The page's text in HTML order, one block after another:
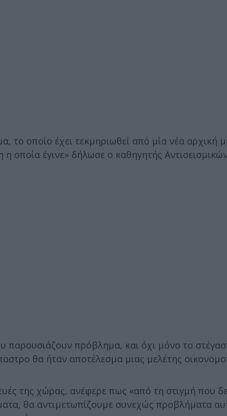
το οποίο έχει τεκμηριωθεί από μία νέα αρχική
οποία έγινε» δήλωσε ο καθηγητής
παρουσιάζουν πρόβλημα, και όχι μόνο το
θα ήταν αποτέλεσμα μιας μελέτης
της χώρας, ανέφερε πως «από τη στιγμή που
θα αντιμετωπίζουμε συνεχώς προβλήματα